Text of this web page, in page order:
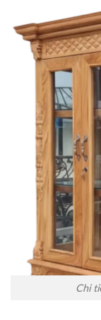
Chi